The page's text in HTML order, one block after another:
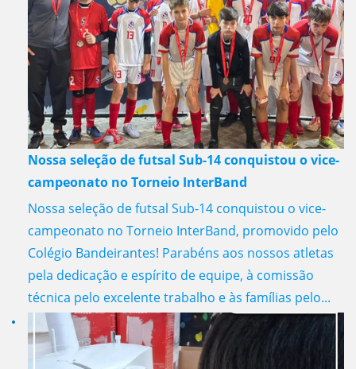
Nossa seleção de futsal Sub-14 conquistou o vice-
campeonato no Torneio InterBand
Nossa seleção de futsal Sub-14 conquistou o vice-
campeonato no Torneio InterBand, promovido pelo
Colégio Bandeirantes! Parabéns aos nossos atletas
pela dedicação e espírito de equipe, à comissão
técnica pelo excelente trabalho e às famílias pelo...